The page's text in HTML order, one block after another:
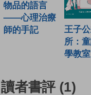
物品的語言
——心理治療
師的手記
王子
所：
學教室
讀者書評 (1)